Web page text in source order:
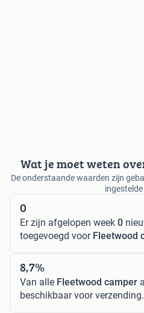
Wat je moet weten
De onderstaande waarden zijn
0
Er zijn afgelopen week 0
toegevoegd voor Fleetwood
8,7%
Van alle Fleetwood camper
beschikbaar voor verzending.